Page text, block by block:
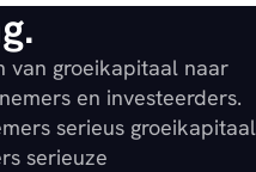
van groeikapitaal naar
en investeerders.
serieus groeikapitaal
serieuze